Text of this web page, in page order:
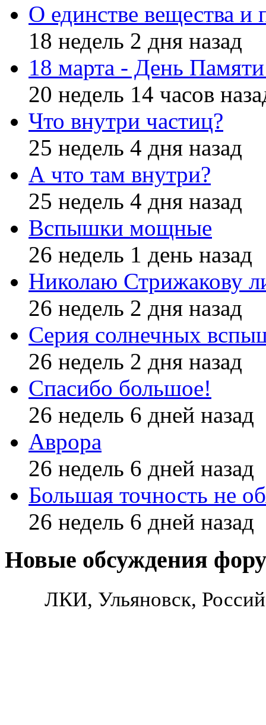
О единстве вещества и
18 недель 2 дня назад
18 марта - День
20 недель 14 часов
Что внутри частиц?
25 недель 4 дня назад
А что там внутри?
25 недель 4 дня назад
Вспышки мощные
26 недель 1 день назад
Николаю Стрижакову
26 недель 2 дня назад
Серия солнечных
26 недель 2 дня назад
Спасибо большое!
26 недель 6 дней назад
Аврора
26 недель 6 дней назад
Большая точность не
26 недель 6 дней назад
Новые обсуждения
ЛКИ, Ульяновск,